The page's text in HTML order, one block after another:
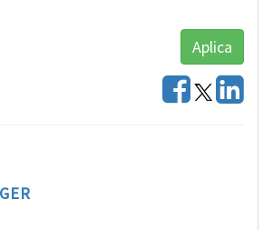
Aplica